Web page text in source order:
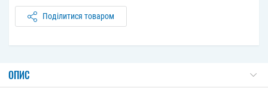
Поділитися товаром
ОПИС